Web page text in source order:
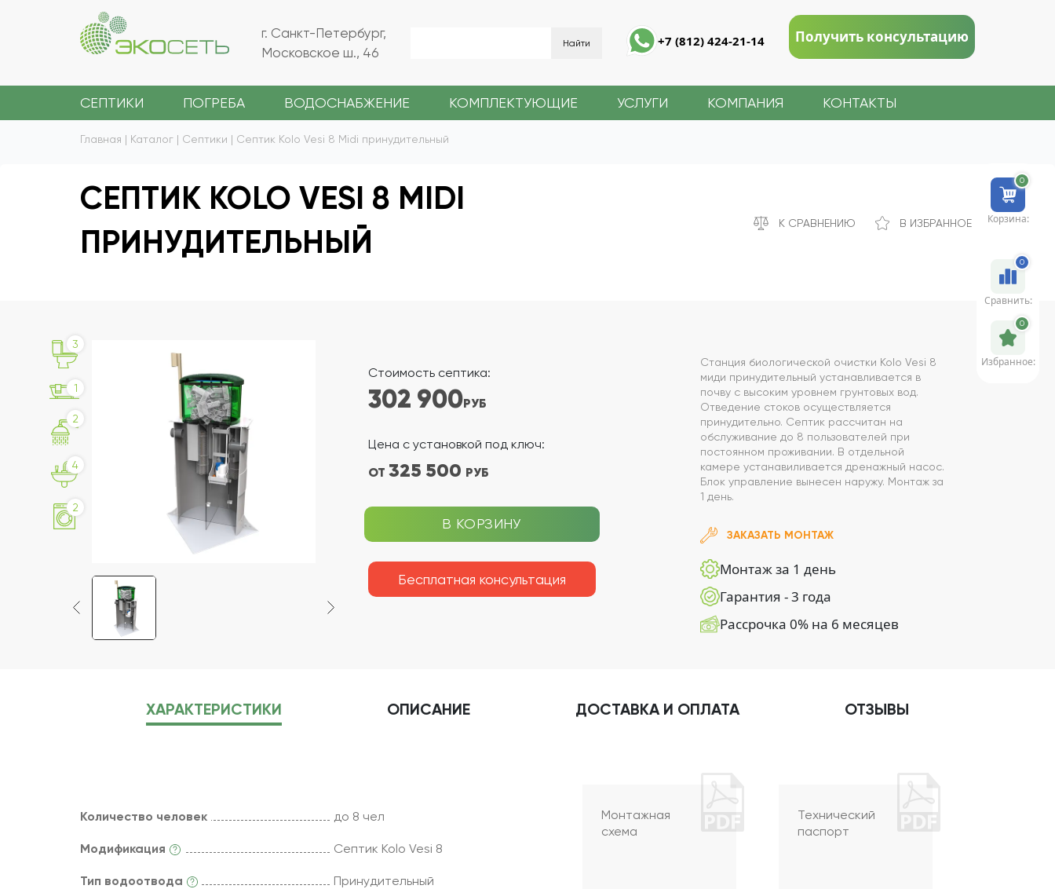
г. Санкт-Петербург,
Московское ш., 46
+7 (812) 424-21-14 Получить консультацию
СЕПТИКИ ПОГРЕБА ВОДОСНАБЖЕНИЕ КОМПЛЕКТУЮЩИЕ УСЛУГИ КОМПАНИЯ КОНТАКТЫ
Главная | Каталог | Септики | Септик Kolo Vesi 8 Midi принудительный
СЕПТИК KOLO VESI 8 MIDI
ПРИНУДИТЕЛЬНЫЙ
К СРАВНЕНИЮ В ИЗБРАННОЕ
3
1
2
4
2
Стоимость септика:
302 900РУБ
Цена с установкой под ключ:
ОТ 325 500 РУБ
В КОРЗИНУ
Бесплатная консультация
Станция биологической очистки Kolo Vesi 8
миди принудительный устанавливается в
почву с высоким уровнем грунтовых вод.
Отведение стоков осуществляется
принудительно. Септик рассчитан на
обслуживание до 8 пользователей при
постоянном проживании. В отдельной
камере устанавиливается дренажный насос.
Блок управление вынесен наружу. Монтаж за
1 день.
ЗАКАЗАТЬ МОНТАЖ
Монтаж за 1 день
Гарантия - 3 года
Рассрочка 0% на 6 месяцев
ХАРАКТЕРИСТИКИ ОПИСАНИЕ ДОСТАВКА И ОПЛАТА ОТЗЫВЫ
Количество человек до 8 чел
Модификация Септик Kolo Vesi 8
Тип водоотвода Принудительный
Монтажная
схема
Технический
паспорт
0
Корзина:
0
Сравнить:
0
Избранное: